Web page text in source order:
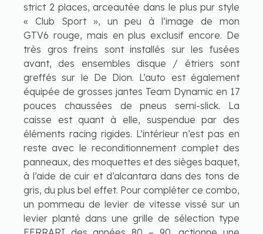
strict 2 places, arceautée dans le plus pur style
« Club Sport », un peu à l’image de mon
GTV6 rouge, mais en plus exclusif encore. De
très gros freins sont installés sur les fusées
avant, des ensembles disque / étriers sont
greffés sur le De Dion. L’auto est également
équipée de grosses jantes Team Dynamic en 17
pouces chaussées de pneus semi-slick. La
caisse est quant à elle, suspendue par des
éléments racing rigides. L’intérieur n’est pas en
reste avec le reconditionnement complet des
panneaux, des moquettes et des sièges baquet,
à l’aide de cuir et d’alcantara dans des tons de
gris, du plus bel effet. Pour compléter ce combo,
un pommeau de levier de vitesse vissé sur un
levier planté dans une grille de sélection type